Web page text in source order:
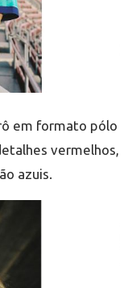
em formato pólo
vermelhos,
azuis.